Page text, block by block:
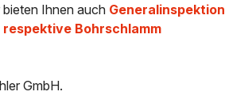
Ihnen auch Generalinspektion
Bohrschlamm
GmbH.